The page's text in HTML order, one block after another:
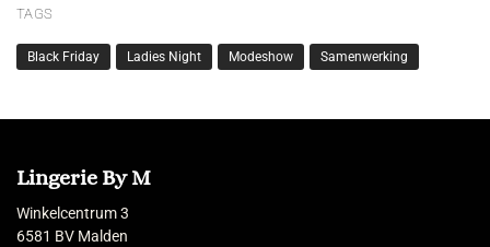
TAGS
Black Friday Ladies Night Modeshow Samenwerking
Lingerie By M
Winkelcentrum 3
6581 BV Malden